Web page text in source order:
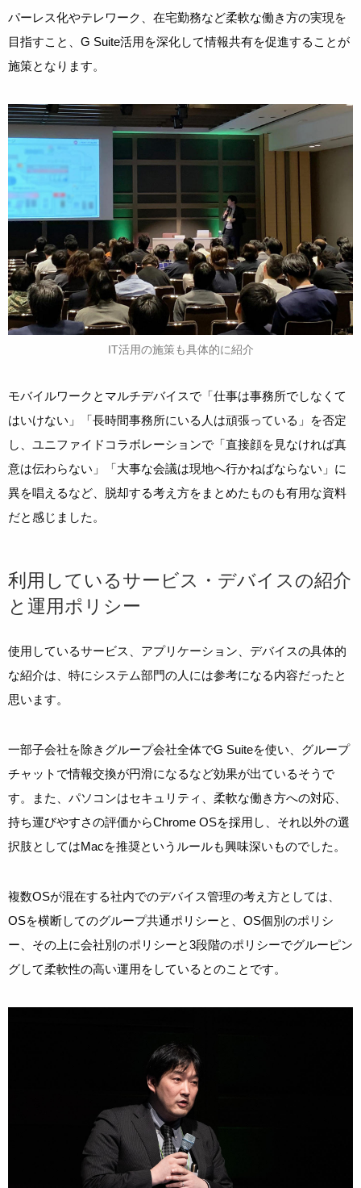
パーレス化やテレワーク、在宅勤務など柔軟な働き方の実現を
目指すこと、G Suite活用を深化して情報共有を促進することが
施策となります。
IT活用の施策も具体的に紹介
モバイルワークとマルチデバイスで「仕事は事務所でしなくて
はいけない」「長時間事務所にいる人は頑張っている」を否定
し、ユニファイドコラボレーションで「直接顔を見なければ真
意は伝わらない」「大事な会議は現地へ行かねばならない」に
異を唱えるなど、脱却する考え方をまとめたものも有用な資料
だと感じました。
利用しているサービス・デバイスの紹介
と運用ポリシー
使用しているサービス、アプリケーション、デバイスの具体的
な紹介は、特にシステム部門の人には参考になる内容だったと
思います。
一部子会社を除きグループ会社全体でG Suiteを使い、グループ
チャットで情報交換が円滑になるなど効果が出ているそうで
す。また、パソコンはセキュリティ、柔軟な働き方への対応、
持ち運びやすさの評価からChrome OSを採用し、それ以外の選
択肢としてはMacを推奨というルールも興味深いものでした。
複数OSが混在する社内でのデバイス管理の考え方としては、
OSを横断してのグループ共通ポリシーと、OS個別のポリシ
ー、その上に会社別のポリシーと3段階のポリシーでグルーピン
グして柔軟性の高い運用をしているとのことです。